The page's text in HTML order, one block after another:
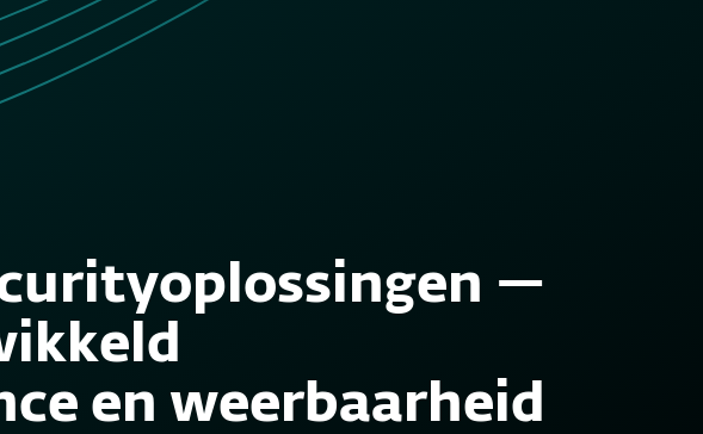
—
en weerbaarheid